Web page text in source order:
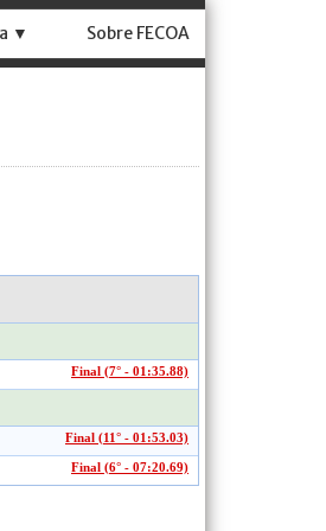
▼ Sobre FECOA
Final (7° - 01:35.88)
Final (11° - 01:53.03)
Final (6° - 07:20.69)